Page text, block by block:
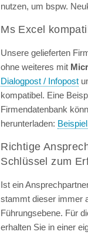
nutzen, um bspw.
Ms Excel
Unsere gelieferten
ohne weiteres mit
Dialogpost / Infopost
kompatibel. Eine
Firmendatenbank
herunterladen:
Richtige
Schlüssel zum
Ist ein
stammt dieser immer
Führungsebene. Für
erhalten Sie in einer